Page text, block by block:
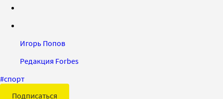
Игорь Попов
Редакция Forbes
#спорт
Подписаться